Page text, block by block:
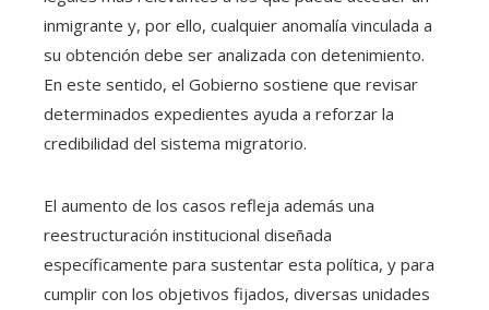
inmigrante y, por ello, cualquier anomalía vinculada a
su obtención debe ser analizada con detenimiento.
En este sentido, el Gobierno sostiene que revisar
determinados expedientes ayuda a reforzar la
credibilidad del sistema migratorio.
El aumento de los casos refleja además una
reestructuración institucional diseñada
específicamente para sustentar esta política, y para
cumplir con los objetivos fijados, diversas unidades